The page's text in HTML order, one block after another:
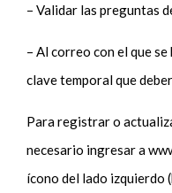
– Validar las preguntas
– Al correo con el que
clave temporal que
Para registrar o
necesario ingresar a
ícono del lado izquierdo